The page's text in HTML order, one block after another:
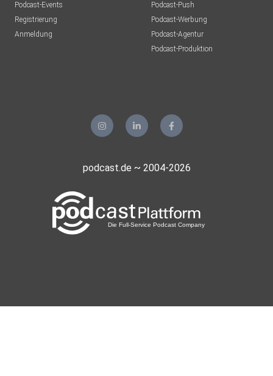
Podcast-Events
Registrierung
Anmeldung
Podcast-Push
Podcast-Werbung
Podcast-Agentur
Podcast-Produktion
podcast.de ~ 2004-2026